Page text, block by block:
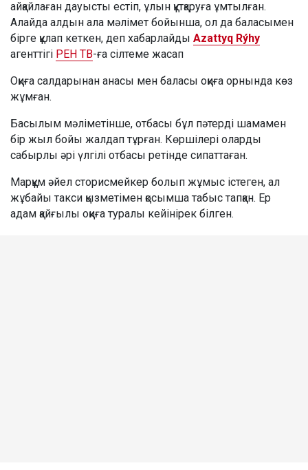
айқайлаған дауысты естіп, ұлын құтқаруға ұмтылған.
Алайда алдын ала мәлімет бойынша, ол да баласымен
бірге құлап кеткен, деп хабарлайды Azattyq Rýhy
агенттігі РЕН ТВ-ға сілтеме жасап
Оқиға салдарынан анасы мен баласы оқиға орнында көз
жұмған.
Басылым мәліметінше, отбасы бұл пәтерді шамамен
бір жыл бойы жалдап тұрған. Көршілері оларды
сабырлы әрі үлгілі отбасы ретінде сипаттаған.
Марқұм әйел сторисмейкер болып жұмыс істеген, ал
жұбайы такси қызметімен қосымша табыс тапқан. Ер
адам қайғылы оқиға туралы кейінірек білген.